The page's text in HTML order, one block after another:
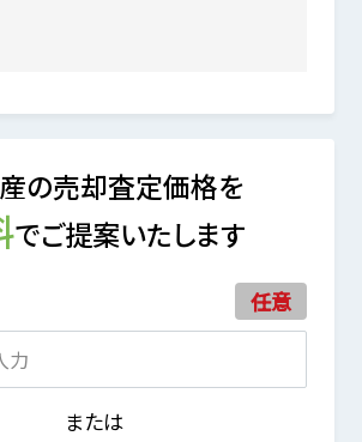
の売却査定価格を
でご提案いたします
任意
または